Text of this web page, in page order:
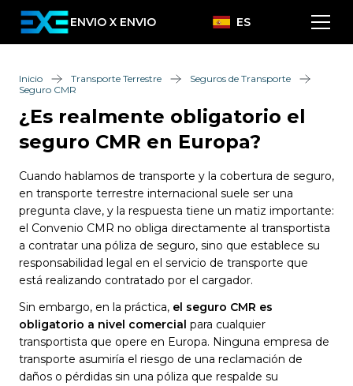
ENVIO X ENVIO ES
Inicio Transporte Terrestre
Seguros de Transporte
Seguro CMR
¿Es realmente obligatorio el
seguro CMR en Europa?
Cuando hablamos de transporte y la cobertura de seguro,
en transporte terrestre internacional suele ser una
pregunta clave, y la respuesta tiene un matiz importante:
el Convenio CMR no obliga directamente al transportista
a contratar una póliza de seguro, sino que establece su
responsabilidad legal en el servicio de transporte que
está realizando contratado por el cargador.
Sin embargo, en la práctica, el seguro CMR es
obligatorio a nivel comercial para cualquier
transportista que opere en Europa. Ninguna empresa de
transporte asumiría el riesgo de una reclamación de
daños o pérdidas sin una póliza que respalde su